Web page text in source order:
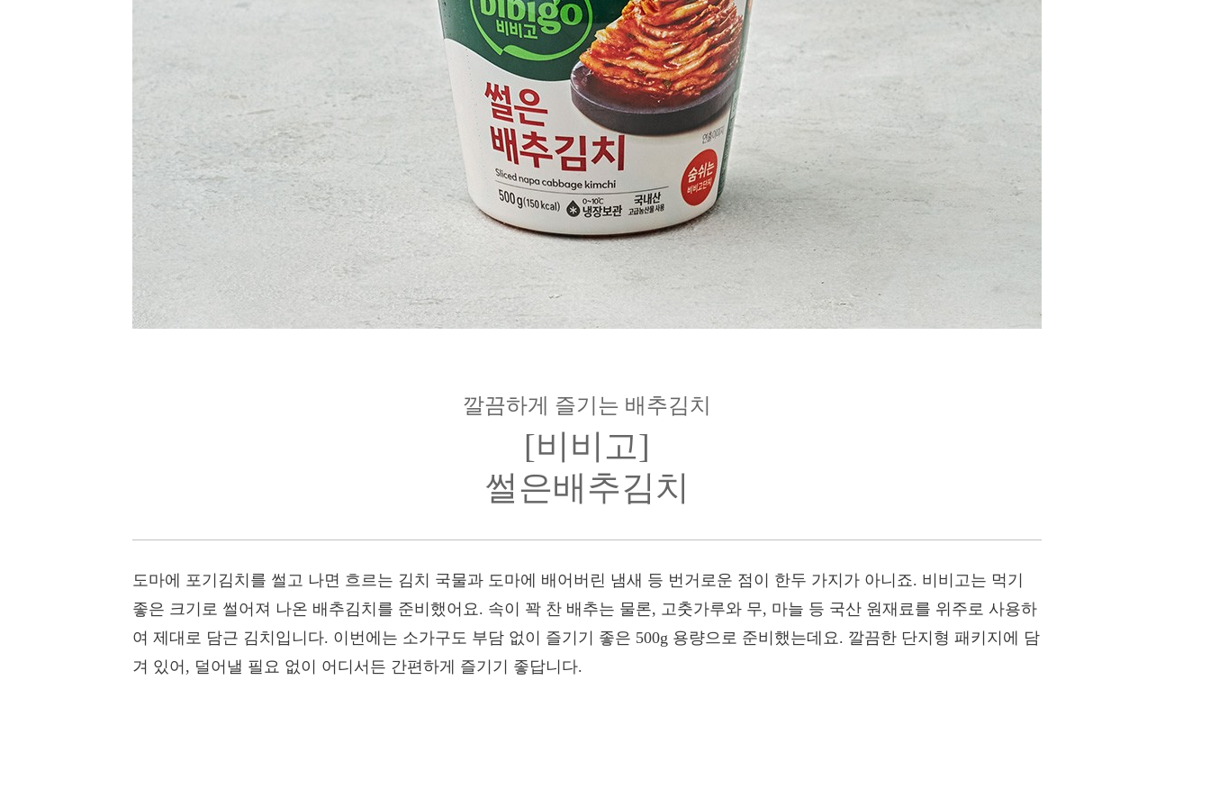
깔끔하게 즐기는 배추김치
[비비고]
썰은배추김치
도마에 포기김치를 썰고 나면 흐르는 김치 국물과 도마에 배어버린 냄새 등 번거로운 점이 한두 가지가 아니죠. 비비고는 먹기
좋은 크기로 썰어져 나온 배추김치를 준비했어요. 속이 꽉 찬 배추는 물론, 고춧가루와 무, 마늘 등 국산 원재료를 위주로 사용하
여 제대로 담근 김치입니다. 이번에는 소가구도 부담 없이 즐기기 좋은 500g 용량으로 준비했는데요. 깔끔한 단지형 패키지에 담
겨 있어, 덜어낼 필요 없이 어디서든 간편하게 즐기기 좋답니다.